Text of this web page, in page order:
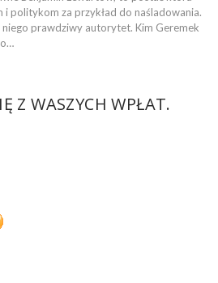
i politykom za przykład do naśladowania.
niego prawdziwy autorytet. Kim Geremek
Z WASZYCH WPŁAT.